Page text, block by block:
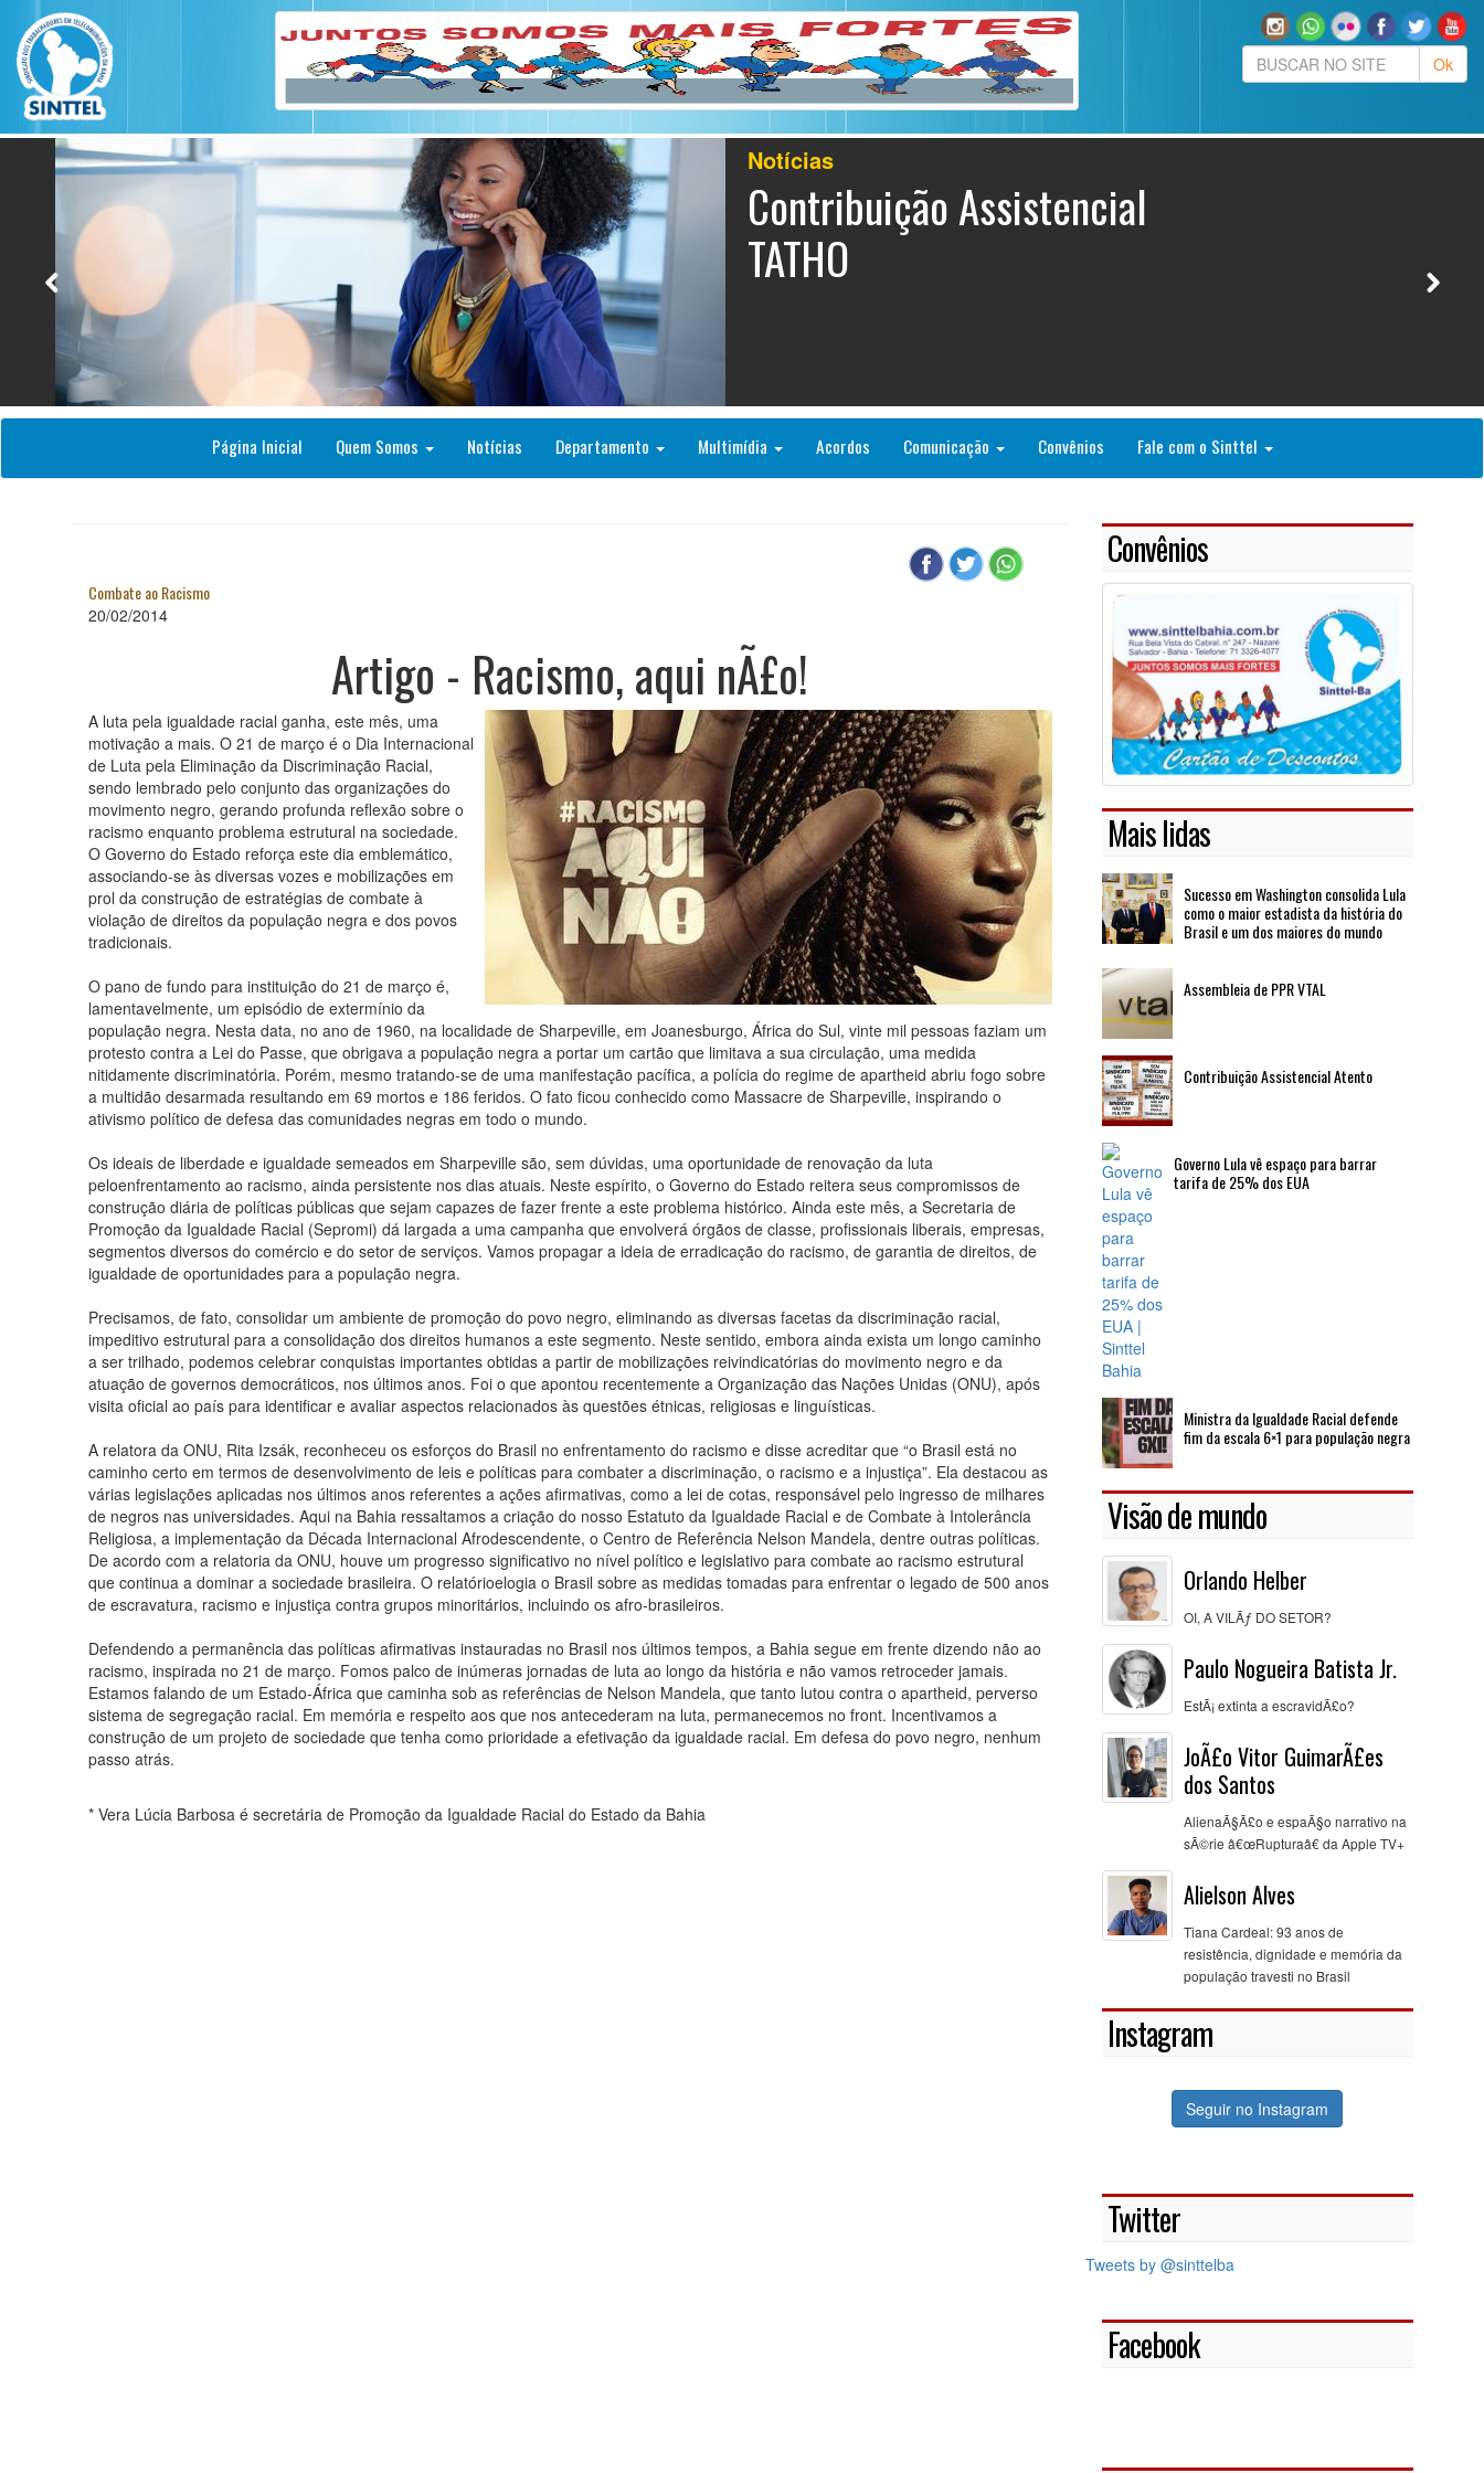
Notícias
Contribuição Assistencial
TATHO
Página Inicial Quem Somos Notícias Departamento Multimídia Acordos Comunicação Convênios Fale com o Sinttel
Combate ao Racismo
20/02/2014
Artigo - Racismo, aqui nÃ£o!
A luta pela igualdade racial ganha, este mês, uma
motivação a mais. O 21 de março é o Dia Internacional
de Luta pela Eliminação da Discriminação Racial,
sendo lembrado pelo conjunto das organizações do
movimento negro, gerando profunda reflexão sobre o
racismo enquanto problema estrutural na sociedade.
O Governo do Estado reforça este dia emblemático,
associando-se às diversas vozes e mobilizações em
prol da construção de estratégias de combate à
violação de direitos da população negra e dos povos
tradicionais.
O pano de fundo para instituição do 21 de março é,
lamentavelmente, um episódio de extermínio da
população negra. Nesta data, no ano de 1960, na localidade de Sharpeville, em Joanesburgo, África do Sul, vinte mil pessoas faziam um
protesto contra a Lei do Passe, que obrigava a população negra a portar um cartão que limitava a sua circulação, uma medida
nitidamente discriminatória. Porém, mesmo tratando-se de uma manifestação pacífica, a polícia do regime de apartheid abriu fogo sobre
a multidão desarmada resultando em 69 mortos e 186 feridos. O fato ficou conhecido como Massacre de Sharpeville, inspirando o
ativismo político de defesa das comunidades negras em todo o mundo.
Os ideais de liberdade e igualdade semeados em Sharpeville são, sem dúvidas, uma oportunidade de renovação da luta
peloenfrentamento ao racismo, ainda persistente nos dias atuais. Neste espírito, o Governo do Estado reitera seus compromissos de
construção diária de políticas públicas que sejam capazes de fazer frente a este problema histórico. Ainda este mês, a Secretaria de
Promoção da Igualdade Racial (Sepromi) dá largada a uma campanha que envolverá órgãos de classe, profissionais liberais, empresas,
segmentos diversos do comércio e do setor de serviços. Vamos propagar a ideia de erradicação do racismo, de garantia de direitos, de
igualdade de oportunidades para a população negra.
Precisamos, de fato, consolidar um ambiente de promoção do povo negro, eliminando as diversas facetas da discriminação racial,
impeditivo estrutural para a consolidação dos direitos humanos a este segmento. Neste sentido, embora ainda exista um longo caminho
a ser trilhado, podemos celebrar conquistas importantes obtidas a partir de mobilizações reivindicatórias do movimento negro e da
atuação de governos democráticos, nos últimos anos. Foi o que apontou recentemente a Organização das Nações Unidas (ONU), após
visita oficial ao país para identificar e avaliar aspectos relacionados às questões étnicas, religiosas e linguísticas.
A relatora da ONU, Rita Izsák, reconheceu os esforços do Brasil no enfrentamento do racismo e disse acreditar que “o Brasil está no
caminho certo em termos de desenvolvimento de leis e políticas para combater a discriminação, o racismo e a injustiça”. Ela destacou as
várias legislações aplicadas nos últimos anos referentes a ações afirmativas, como a lei de cotas, responsável pelo ingresso de milhares
de negros nas universidades. Aqui na Bahia ressaltamos a criação do nosso Estatuto da Igualdade Racial e de Combate à Intolerância
Religiosa, a implementação da Década Internacional Afrodescendente, o Centro de Referência Nelson Mandela, dentre outras políticas.
De acordo com a relatoria da ONU, houve um progresso significativo no nível político e legislativo para combate ao racismo estrutural
que continua a dominar a sociedade brasileira. O relatórioelogia o Brasil sobre as medidas tomadas para enfrentar o legado de 500 anos
de escravatura, racismo e injustiça contra grupos minoritários, incluindo os afro-brasileiros.
Defendendo a permanência das políticas afirmativas instauradas no Brasil nos últimos tempos, a Bahia segue em frente dizendo não ao
racismo, inspirada no 21 de março. Fomos palco de inúmeras jornadas de luta ao longo da história e não vamos retroceder jamais.
Estamos falando de um Estado-África que caminha sob as referências de Nelson Mandela, que tanto lutou contra o apartheid, perverso
sistema de segregação racial. Em memória e respeito aos que nos antecederam na luta, permanecemos no front. Incentivamos a
construção de um projeto de sociedade que tenha como prioridade a efetivação da igualdade racial. Em defesa do povo negro, nenhum
passo atrás.
* Vera Lúcia Barbosa é secretária de Promoção da Igualdade Racial do Estado da Bahia
Convênios
Mais lidas
Sucesso em Washington consolida Lula
como o maior estadista da história do
Brasil e um dos maiores do mundo
Assembleia de PPR VTAL
Contribuição Assistencial Atento
Governo Lula vê espaço para barrar
tarifa de 25% dos EUA
Ministra da Igualdade Racial defende
fim da escala 6×1 para população negra
Visão de mundo
Orlando Helber
OI, A VILÃƒ DO SETOR?
Paulo Nogueira Batista Jr.
EstÃ¡ extinta a escravidÃ£o?
JoÃ£o Vitor GuimarÃ£es
dos Santos
AlienaÃ§Ã£o e espaÃ§o narrativo na
sÃ©rie â€œRupturaâ€ da Apple TV+
Alielson Alves
Tiana Cardeal: 93 anos de
resistência, dignidade e memória da
população travesti no Brasil
Instagram
Seguir no Instagram
Twitter
Tweets by @sinttelba
Facebook